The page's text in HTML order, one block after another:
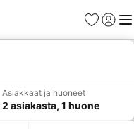
Suosikit
Asiakkaat ja huoneet
2 asiakasta, 1 huone